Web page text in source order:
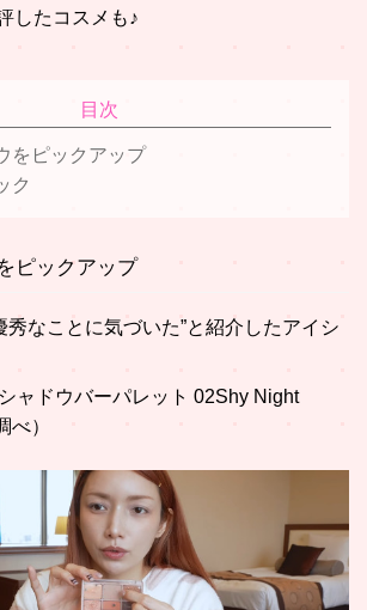
したコスメも♪
目次
をピックアップ
ク
ピックアップ
秀なことに気づいた”と紹介したアイシ
ャドウバーパレット 02Shy Night
べ）